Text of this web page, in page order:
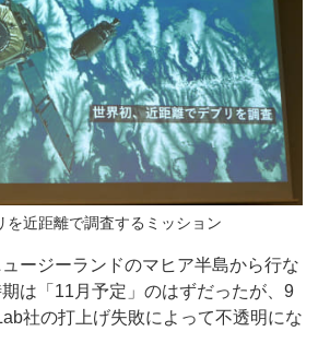
を近距離で調査するミッション
ージーランドのマヒア半島から行な
は「11月予定」のはずだったが、9
社の打上げ失敗によって不透明にな